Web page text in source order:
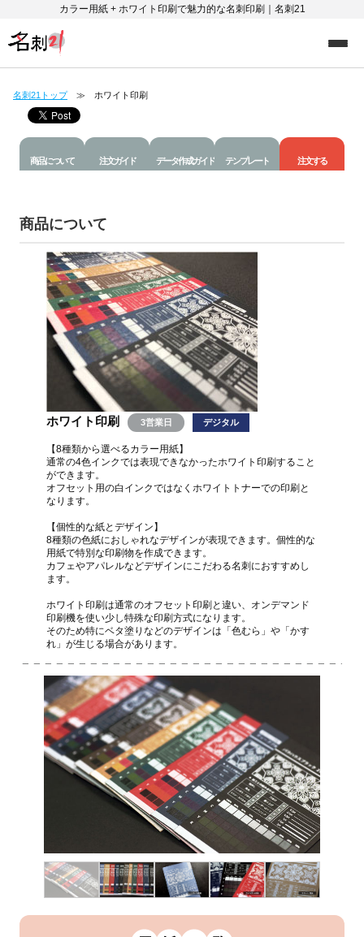
カラー用紙 + ホワイト印刷で魅力的な名刺印刷｜名刺21
名刺21トップ≫ ホワイト印刷
商品について 注文ガイド データ作成ガイド テンプレート 注文する
商品について
ホワイト印刷 3営業日 デジタル
【8種類から選べるカラー用紙】
通常の4色インクでは表現できなかったホワイト印刷すること
ができます。
オフセット用の白インクではなくホワイトトナーでの印刷と
なります。
【個性的な紙とデザイン】
8種類の色紙におしゃれなデザインが表現できます。個性的な
用紙で特別な印刷物を作成できます。
カフェやアパレルなどデザインにこだわる名刺におすすめし
ます。
ホワイト印刷は通常のオフセット印刷と違い、オンデマンド
印刷機を使い少し特殊な印刷方式になります。
そのため特にベタ塗りなどのデザインは「色むら」や「かす
れ」が生じる場合があります。